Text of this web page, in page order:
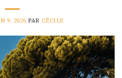
9, 2026 PAR CÉCILE